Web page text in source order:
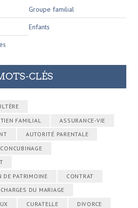
Groupe familial
Enfants
CLÉS
FAMILIAL
ASSURANCE-VIE
AUTORITÉ PARENTALE
CONCUBINAGE
DE PATRIMOINE
CONTRAT
DU MARIAGE
CURATELLE
DIVORCE